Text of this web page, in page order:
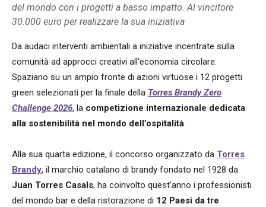
del mondo con i progetti a basso impatto. Al vincitore
30.000 euro per realizzare la sua iniziativa
Da audaci interventi ambientali a iniziative incentrate sulla
comunità ad approcci creativi all'economia circolare.
Spaziano su un ampio fronte di azioni virtuose i 12 progetti
green selezionati per la finale della Torres Brandy Zero
Challenge 2026, la competizione internazionale dedicata
alla sostenibilità nel mondo dell’ospitalità.
Alla sua quarta edizione, il concorso organizzato da Torres
Brandy, il marchio catalano di brandy fondato nel 1928 da
Juan Torres Casals, ha coinvolto quest’anno i professionisti
del mondo bar e della ristorazione di 12 Paesi da tre